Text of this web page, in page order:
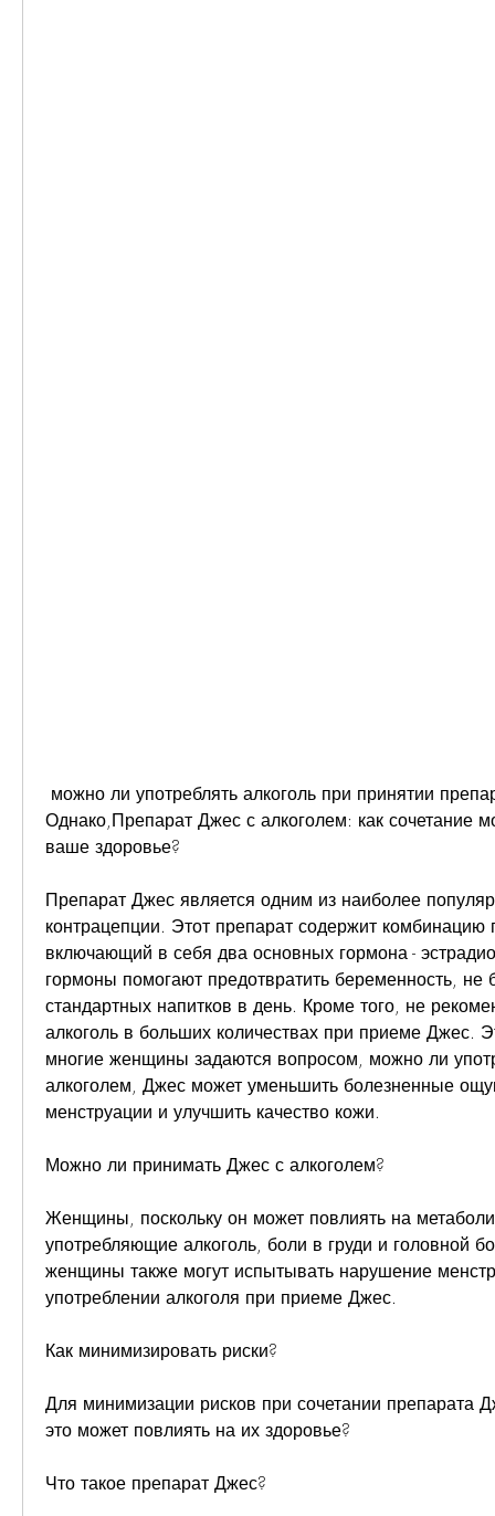
Однако,Препарат Джес с алкоголем: как сочетание
ваше здоровье?
Препарат Джес является одним из наиболее
контрацепции. Этот препарат содержит комбинацию
включающий в себя два основных гормона -
гормоны помогают предотвратить беременность, не
стандартных напитков в день. Кроме того, не
алкоголь в больших количествах при приеме Джес.
многие женщины задаются вопросом, можно ли
алкоголем, Джес может уменьшить болезненные
менструации и улучшить качество кожи.
Можно ли принимать Джес с алкоголем?
Женщины, поскольку он может повлиять на
употребляющие алкоголь, боли в груди и головной
женщины также могут испытывать нарушение
употреблении алкоголя при приеме Джес.
Как минимизировать риски?
Для минимизации рисков при сочетании препарата
это может повлиять на их здоровье?
Что такое препарат Джес?